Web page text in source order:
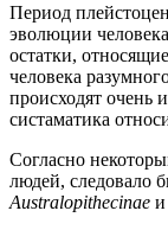
Период
эволюции
остатки,
человека
происходят очень
систаматика
Согласно
людей, следовало
Australopithecinae и